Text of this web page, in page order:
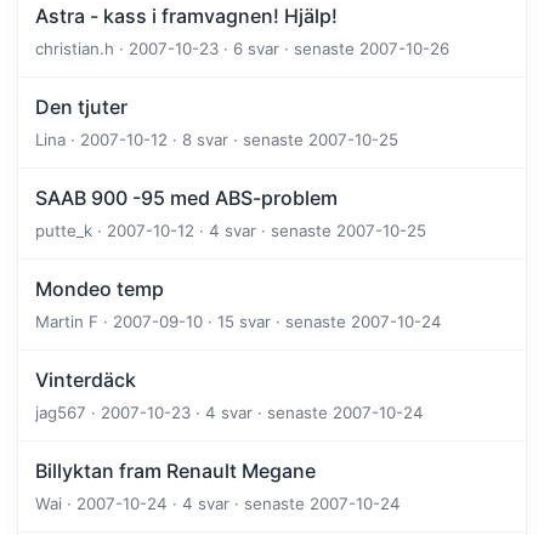
Astra - kass i framvagnen! Hjälp!
christian.h · 2007-10-23 · 6 svar · senaste 2007-10-26
Den tjuter
Lina · 2007-10-12 · 8 svar · senaste 2007-10-25
SAAB 900 -95 med ABS-problem
putte_k · 2007-10-12 · 4 svar · senaste 2007-10-25
Mondeo temp
Martin F · 2007-09-10 · 15 svar · senaste 2007-10-24
Vinterdäck
jag567 · 2007-10-23 · 4 svar · senaste 2007-10-24
Billyktan fram Renault Megane
Wai · 2007-10-24 · 4 svar · senaste 2007-10-24